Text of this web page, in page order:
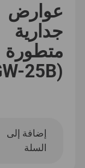
عوارض
جدارية
متطورة
(GW-25B)
إضافة إلى
السلة